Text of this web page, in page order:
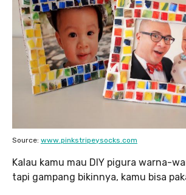
Source: www.pinkstripeysocks.com
Kalau kamu mau DIY pigura warna-
tapi gampang bikinnya, kamu bisa